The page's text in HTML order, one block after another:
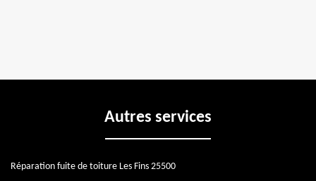
Autres services
Réparation fuite de toiture Les Fins 25500